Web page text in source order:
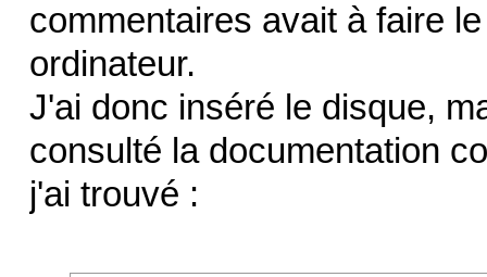
commentaires avait à faire
ordinateur.
J'ai donc inséré le disque,
consulté la documentation
j'ai trouvé :